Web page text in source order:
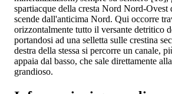
spartiacque della cresta Nord Nord-Ovest
scende dall'anticima Nord. Qui occorre
orizzontalmente tutto il versante detritico
portandosi ad una selletta sulle crestina
destra della stessa si percorre un canale,
appaia dal basso, che sale direttamente
grandioso.